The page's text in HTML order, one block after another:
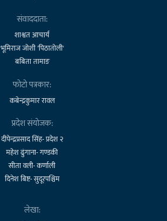
संवाददाता:
शाश्वत आचार्य
भूमिराज जोशी 'पिठातोली'
बबिता तामाङ
फोटो पत्रकार:
कबेन्द्रकुमार रावल
प्रदेश संयोजक:
दीपेन्द्रप्रसाद सिंह- प्रदेश २
महेश ढुंगाना- गण्डकी
सीता वली- कर्णाली
दिनेश बिष्ट- सुदूरपश्चिम
लेखा: